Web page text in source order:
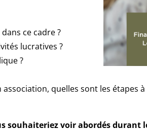
ce cadre ?
lucratives ?
?
quelles sont les étapes
souhaiteriez voir abordés durant